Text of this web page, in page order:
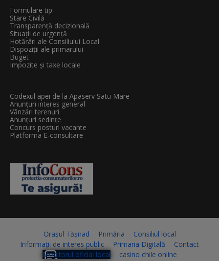
Formulare tip
Stare Civilă
Transparenţă decizională
Situații de urgență
Hotărâri ale Consiliului Local
Dispoziții ale primarului
Buget
Impozite și taxe locale
Codexul apei de la Apaserv Satu Mare
Anunțuri interes general
Vânzări terenuri
Anunțuri sedințe
Concurs posturi vacante
Platforma E-consultare
Orașul Tășnad Primăria
Consiliul local
Informații de interes public
Primaria Digitală
Contact
Monitorul oficial local
casino chile online